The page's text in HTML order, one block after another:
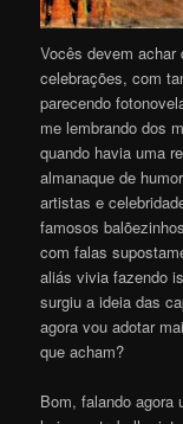
Vocês devem achar
celebrações, com
parecendo
me lembrando dos
quando havia uma
almanaque de
artistas e
famosos
com falas
aliás vivia fazendo
surgiu a ideia das
agora vou adotar
que acham?
Bom, falando agora